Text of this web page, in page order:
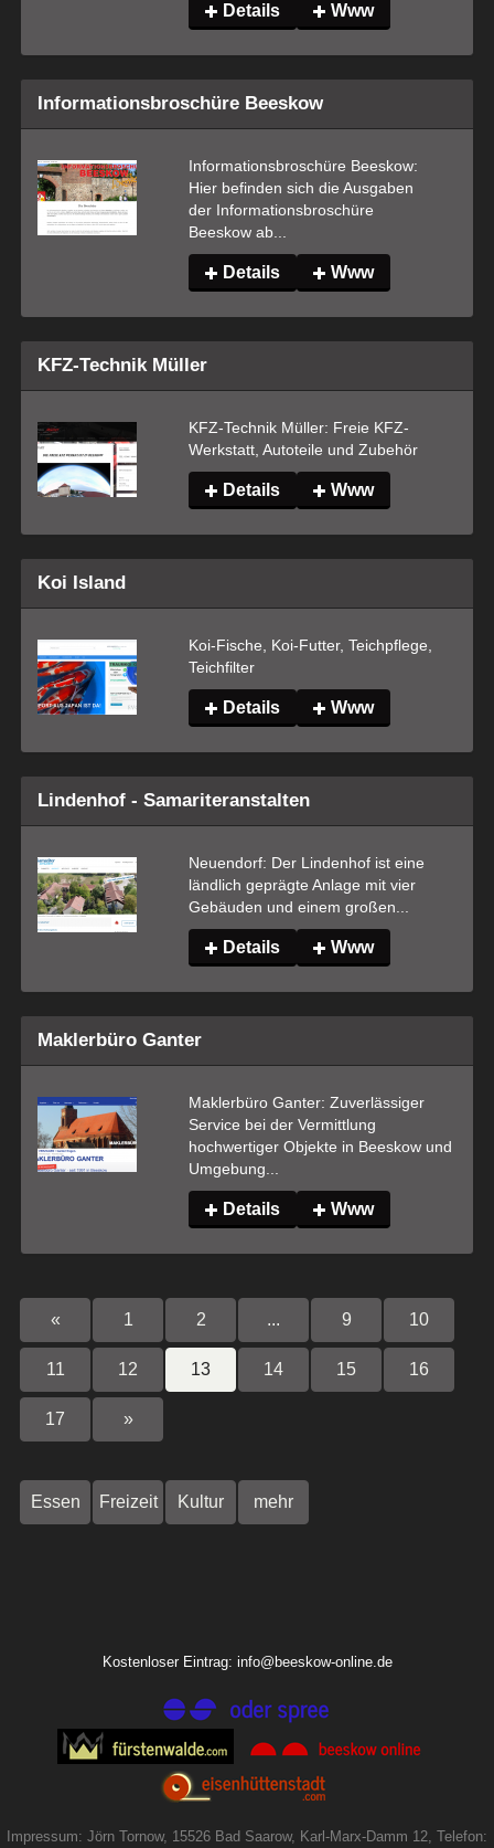
Details Www
Informationsbroschüre Beeskow
Informationsbroschüre Beeskow:
Hier befinden sich die Ausgaben
der Informationsbroschüre
Beeskow ab...
Details Www
KFZ-Technik Müller
KFZ-Technik Müller: Freie KFZ-
Werkstatt, Autoteile und Zubehör
Details Www
Koi Island
Koi-Fische, Koi-Futter, Teichpflege,
Teichfilter
Details Www
Lindenhof - Samariteranstalten
Neuendorf: Der Lindenhof ist eine
ländlich geprägte Anlage mit vier
Gebäuden und einem großen...
Details Www
Maklerbüro Ganter
Maklerbüro Ganter: Zuverlässiger
Service bei der Vermittlung
hochwertiger Objekte in Beeskow und
Umgebung...
Details Www
« 1 2 ... 9 10
11 12 13 14 15 16
17 »
Essen Freizeit Kultur mehr
Kostenloser Eintrag: info@beeskow-online.de
Impressum: Jörn Tornow, 15526 Bad Saarow, Karl-Marx-Damm 12, Telefon: